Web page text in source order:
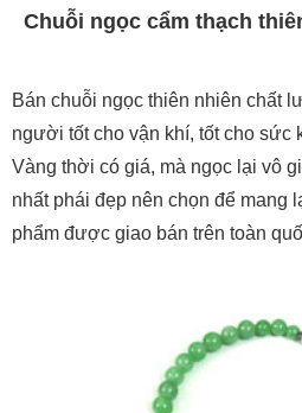
Chuỗi ngọc cẩm thạch
Bán chuỗi ngọc thiên nhiên chất
người tốt cho vận khí, tốt cho sức
Vàng thời có giá, mà ngọc lại vô
nhất phái đẹp nên chọn để mang
phẩm được giao bán trên toàn